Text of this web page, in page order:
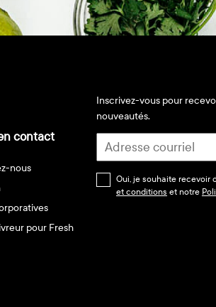
contact
nous
pour Fresh
Inscrivez-vous pour
nouveautés.
Oui, je souhaite recevoir
et conditions et notre